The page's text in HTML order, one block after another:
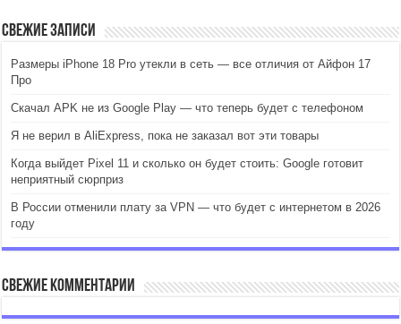
Свежие записи
Размеры iPhone 18 Pro утекли в сеть — все отличия от Айфон 17
Про
Скачал APK не из Google Play — что теперь будет с телефоном
Я не верил в AliExpress, пока не заказал вот эти товары
Когда выйдет Pixel 11 и сколько он будет стоить: Google готовит
неприятный сюрприз
В России отменили плату за VPN — что будет с интернетом в 2026
году
Свежие комментарии